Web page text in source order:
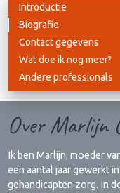
Introductie
Biografie
Contact gegevens
Wat doe ik nog meer?
Andere professionals
Over Marlijn
Ik ben Marlijn, moeder
een aantal jaar gewerkt
gehandicapten zorg. In